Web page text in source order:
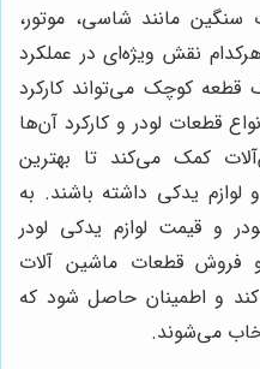
مانند شاسی، موتور،
نقش ویژه‌ای در عملکرد
قطعه کوچک می‌تواند کارکرد
قطعات لودر و کارکرد آن‌ها
کمک می‌کند تا بهترین
لوازم یدکی داشته باشند. به
و قیمت لوازم یدکی لودر
فروش قطعات ماشین آلات
و اطمینان حاصل شود که
می‌شوند.